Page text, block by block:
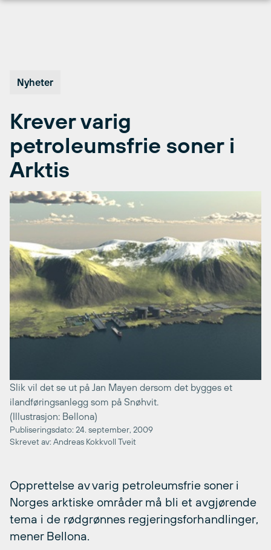
Nyheter
Krever varig
petroleumsfrie soner i
Arktis
Slik vil det se ut på Jan Mayen dersom det bygges et
ilandføringsanlegg som på Snøhvit.
(Illustrasjon: Bellona)
Publiseringsdato: 24. september, 2009
Skrevet av: Andreas Kokkvoll Tveit
Opprettelse av varig petroleumsfrie soner i
Norges arktiske områder må bli et avgjørende
tema i de rødgrønnes regjeringsforhandlinger,
mener Bellona.